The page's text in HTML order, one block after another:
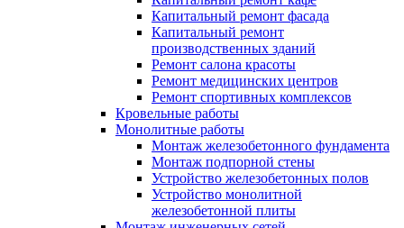
Капитальный ремонт фасада
Капитальный ремонт
производственных зданий
Ремонт салона красоты
Ремонт медицинских центров
Ремонт спортивных комплексов
Кровельные работы
Монолитные работы
Монтаж железобетонного фундамента
Монтаж подпорной стены
Устройство железобетонных полов
Устройство монолитной
железобетонной плиты